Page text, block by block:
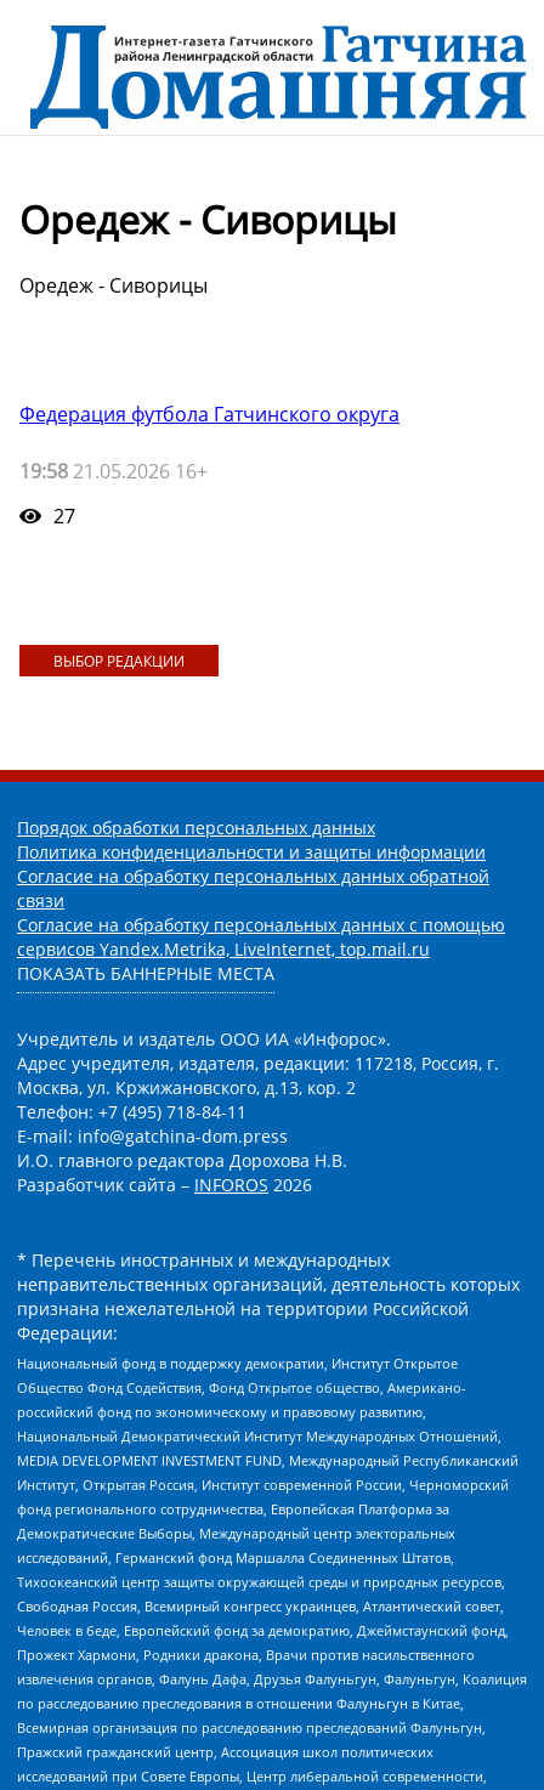
Оредеж - Сиворицы
Оредеж - Сиворицы
Федерация футбола Гатчинского округа
19:58 21.05.2026 16+
27
ВЫБОР РЕДАКЦИИ
Порядок обработки персональных данных
Политика конфиденциальности и защиты информации
Согласие на обработку персональных данных обратной
связи
Согласие на обработку персональных данных с помощью
сервисов Yandex.Metrika, LiveInternet, top.mail.ru
ПОКАЗАТЬ БАННЕРНЫЕ МЕСТА
Учредитель и издатель ООО ИА «Инфорос».
Адрес учредителя, издателя, редакции: 117218, Россия, г.
Москва, ул. Кржижановского, д.13, кор. 2
Телефон: +7 (495) 718-84-11
E-mail: info@gatchina-dom.press
И.О. главного редактора Дорохова Н.В.
Разработчик сайта – INFOROS 2026
* Перечень иностранных и международных
неправительственных организаций, деятельность которых
признана нежелательной на территории Российской
Федерации:
Национальный фонд в поддержку демократии, Институт Открытое
Общество Фонд Содействия, Фонд Открытое общество, Американо-
российский фонд по экономическому и правовому развитию,
Национальный Демократический Институт Международных Отношений,
MEDIA DEVELOPMENT INVESTMENT FUND, Международный Республиканский
Институт, Открытая Россия, Институт современной России, Черноморский
фонд регионального сотрудничества, Европейская Платформа за
Демократические Выборы, Международный центр электоральных
исследований, Германский фонд Маршалла Соединенных Штатов,
Тихоокеанский центр защиты окружающей среды и природных ресурсов,
Свободная Россия, Всемирный конгресс украинцев, Атлантический совет,
Человек в беде, Европейский фонд за демократию, Джеймстаунский фонд,
Прожект Хармони, Родники дракона, Врачи против насильственного
извлечения органов, Фалунь Дафа, Друзья Фалуньгун, Фалуньгун, Коалиция
по расследованию преследования в отношении Фалуньгун в Китае,
Всемирная организация по расследованию преследований Фалуньгун,
Пражский гражданский центр, Ассоциация школ политических
исследований при Совете Европы, Центр либеральной современности,